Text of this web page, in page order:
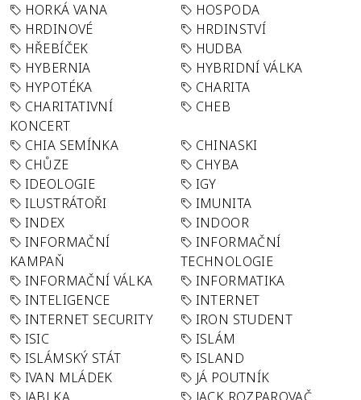
HORKÁ VANA
HOSPODA
HRDINOVÉ
HRDINSTVÍ
HŘEBÍČEK
HUDBA
HYBERNIA
HYBRIDNÍ VÁLKA
HYPOTÉKA
CHARITA
CHARITATIVNÍ
KONCERT
CHEB
CHIA SEMÍNKA
CHINASKI
CHŮZE
CHYBA
IDEOLOGIE
IGY
ILUSTRÁTOŘI
IMUNITA
INDEX
INDOOR
INFORMAČNÍ
KAMPAŇ
INFORMAČNÍ
TECHNOLOGIE
INFORMAČNÍ VÁLKA
INFORMATIKA
INTELIGENCE
INTERNET
INTERNET SECURITY
IRON STUDENT
ISIC
ISLÁM
ISLÁMSKÝ STÁT
ISLAND
IVAN MLÁDEK
JÁ POUTNÍK